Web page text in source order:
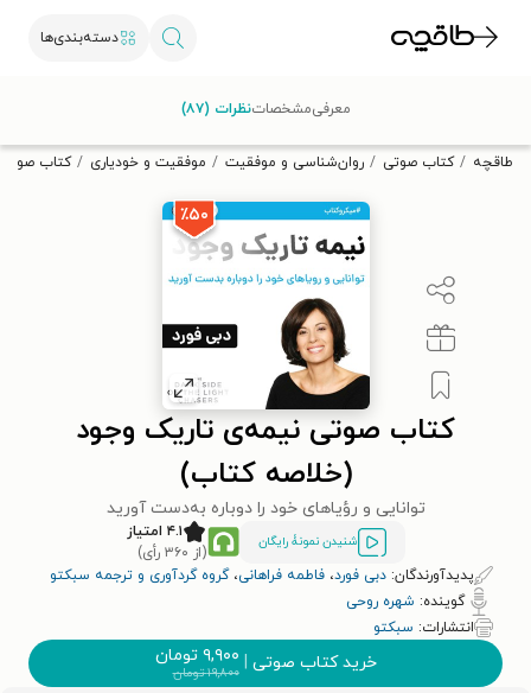
دسته‌بندی‌ها
تخفیف از طاقچه دریافت کن.
طاقچه کتاب صوتی روان‌شناسی و موفقیت موفقیت و خودیاری کتاب
٪۵۰
کتاب صوتی نیمه‌ی تاریک وجود
(خلاصه کتاب)
توانایی و رؤیاهای خود را دوباره به‌دست آورید
شنیدن نمونۀ رایگان
۴.۱ امتیاز
(از ۳۶۰ رأی)
پدیدآورندگان: دبی فورد، فاطمه فراهانی،گروه گردآوری و ترجمه سبکتو
گوینده: شهره روحی
انتشارات: سبکتو
خرید کتاب صوتی | ۹,۹۰۰ تومان
۱۹,۸۰۰تومان
معرفیمشخصاتنظرات (۸۷)